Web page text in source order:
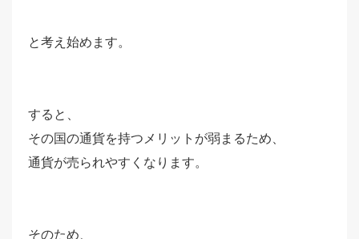
と考え始めます。
すると、
その国の通貨を持つメリットが弱まるため、
通貨が売られやすくなります。
そのため、